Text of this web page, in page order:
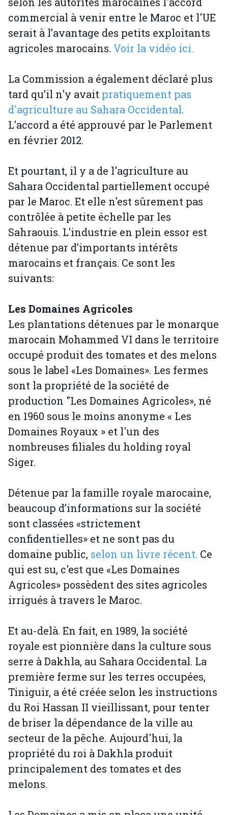
commercial à venir entre le Maroc et l'UE
serait à l’avantage des petits exploitants
agricoles marocains. Voir la vidéo ici.
La Commission a également déclaré plus
tard qu’il n'y avait pratiquement pas
d'agriculture au Sahara Occidental.
L'accord a été approuvé par le Parlement
en février 2012.
Et pourtant, il y a de l'agriculture au
Sahara Occidental partiellement occupé
par le Maroc. Et elle n'est sûrement pas
contrôlée à petite échelle par les
Sahraouis. L'industrie en plein essor est
détenue par d’importants intérêts
marocains et français. Ce sont les
suivants:
Les Domaines Agricoles
Les plantations détenues par le monarque
marocain Mohammed VI dans le territoire
occupé produit des tomates et des melons
sous le label «Les Domaines». Les fermes
sont la propriété de la société de
production "Les Domaines Agricoles», né
en 1960 sous le moins anonyme « Les
Domaines Royaux » et l'un des
nombreuses filiales du holding royal
Siger.
Détenue par la famille royale marocaine,
beaucoup d’informations sur la société
sont classées «strictement
confidentielles» et ne sont pas du
domaine public, selon un livre récent. Ce
qui est su, c'est que «Les Domaines
Agricoles» possèdent des sites agricoles
irrigués à travers le Maroc.
Et au-delà. En fait, en 1989, la société
royale est pionnière dans la culture sous
serre à Dakhla, au Sahara Occidental. La
première ferme sur les terres occupées,
Tiniguir, a été créée selon les instructions
du Roi Hassan II vieillissant, pour tenter
de briser la dépendance de la ville au
secteur de la pêche. Aujourd'hui, la
propriété du roi à Dakhla produit
principalement des tomates et des
melons.